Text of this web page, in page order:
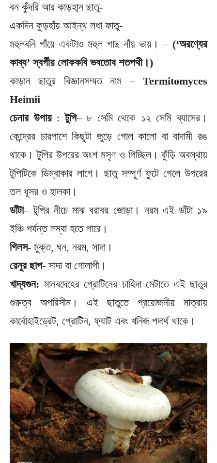
বন কুঁদরি আর কাড়হা্ন ছাতু-
একদিন কুড়হাঁয় আইন্‌থ লধা ফাতু-
মহুলবনি গাঁয়ে একটাও মহুল গাছ নাঁয় ভায়। – (‘অরণ্যের
কাব্য’ স্বর্গীয় লোককবি ভবতোষ শতপথী।)
কাড়ান ছাতুর বিজ্ঞানসম্মত নাম – Termitomyces
Heimii
চেনার উপায়:টুপি– ৮ সেমি থেকে ১২ সেমি ব্যাসের।
কেন্দ্রের চারপাশে কিছুটা জুড়ে গোল কালো বা বাদামী রঙ
থাকে। টুপির উপরের অংশ মসৃণ ও পিচ্ছিল। কুঁড়ি অবস্থায়
টুপিটিকে ডিম্বাকার লাগে। ছাতু সম্পূর্ণ ফুটে গেলে উপরের
তল ধূসর ও হালকা।
ডাঁটা– টুপির নীচে মাঝ বরাবর জোড়া। নরম এই ডাঁটা ১৯
ইঞ্চি পর্যন্ত লম্বা হতে পারে।
গিলস- মুক্ত, ঘন, নরম, সাদা।
রেনুর ছাপ- সাদা বা গোলাপী।
খাদ্যগুন: মানবদেহের প্রোটিনের চাহিদা মেটাতে এই ছাতুর
গুরুত্ব অপরিসীম। এই ছাতুতে প্রয়োজনীয় মাত্রায়
কার্বোহাইড্রেট, প্রোটিন, ফ্যাট এবং খনিজ পদার্থ থাকে।